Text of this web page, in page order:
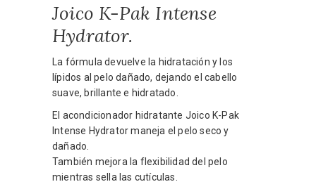
Joico K-Pak Intense
Hydrator.
La fórmula devuelve la hidratación y los
lípidos al pelo dañado, dejando el cabello
suave, brillante e hidratado.
El acondicionador hidratante Joico K-Pak
Intense Hydrator maneja el pelo seco y
dañado.
También mejora la flexibilidad del pelo
mientras sella las cutículas.